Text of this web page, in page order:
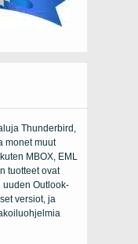
Thunderbird,
monet muut
MBOX, EML
tuotteet ovat
Outlook-
versiot, ja